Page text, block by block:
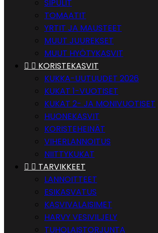
SIPULIT
TOMAATIT
YRTIT JA MAUSTEET
MUUT JUUREKSET
MUUT HYÖTYKASVIT
  KORISTEKASVIT
KUKKA-UUTUUDET 2026
KUKAT 1-VUOTISET
KUKAT 2- JA MONIVUOTISET
HUONEKASVIT
KORISTEHEINÄT
VIHERLANNOITUS
NIITTYKUKAT
  TARVIKKEET
LANNOITTEET
ESIKASVATUS
KASVIVALAISIMET
HARVY VESIVILJELY
TUHOLAISTORJUNTA